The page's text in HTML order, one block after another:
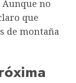
no
que
de montaña